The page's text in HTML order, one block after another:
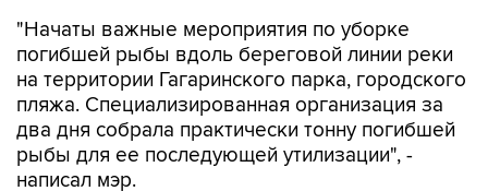
на территории Гагаринского парка, городского
пляжа. Специализированная организация за
два дня собрала практически тонну погибшей
рыбы для ее последующей утилизации", -
написал мэр.
Ранее губернатор Александр Моор объявил об